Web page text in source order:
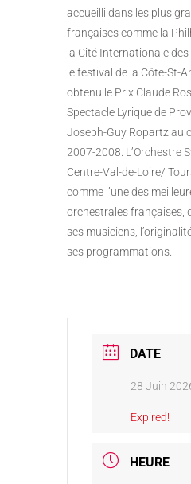
accueilli dans les plus
françaises comme la
la Cité Internationale
le festival de la Côte-St-
obtenu le Prix Claude
Spectacle Lyrique de
Joseph-Guy Ropartz au
2007-2008. L’Orchestre
Centre-Val-de-Loire/
comme l’une des
orchestrales françaises,
ses musiciens,
ses programmations.
DATE
28 Juin
Expired!
HEURE